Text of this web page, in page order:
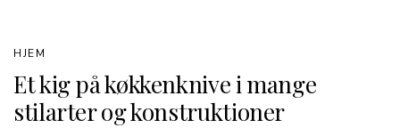
Et kig på køkkenknive i mange
stilarter og konstruktioner
HJEM